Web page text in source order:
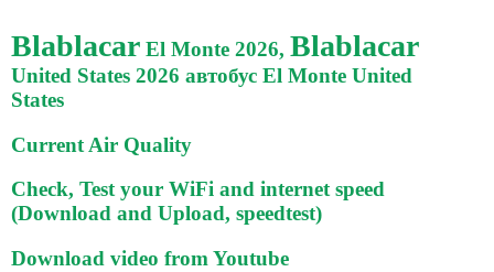
Blablacar El Monte 2026, Blablacar
United States 2026 автобус El Monte United
States
Current Air Quality
Check, Test your WiFi and internet speed
(Download and Upload, speedtest)
Download video from Youtube